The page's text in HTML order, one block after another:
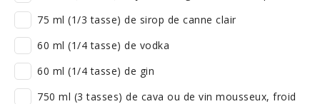
75 ml (1/3 tasse) de sirop de canne clair
60 ml (1/4 tasse) de vodka
60 ml (1/4 tasse) de gin
750 ml (3 tasses) de cava ou de vin mousseux, froid